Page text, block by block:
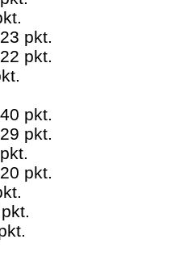
pkt.
pkt.
pkt.
pkt.
pkt.